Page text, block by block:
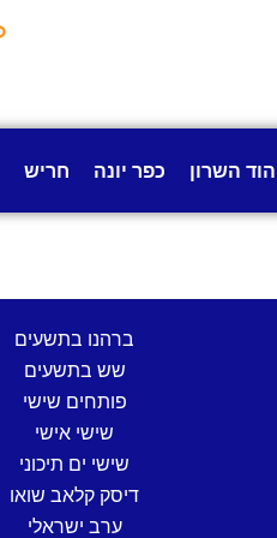
הוד השרון כפר יונה חריש
ברהנו בתשעים
שש בתשעים
פותחים שישי
שישי אישי
שישי ים תיכוני
דיסק קלאב שואו
ערב ישראלי